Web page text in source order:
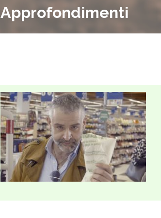
Approfondimenti